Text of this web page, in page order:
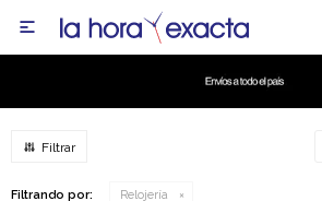

Filtrando por: Relojería